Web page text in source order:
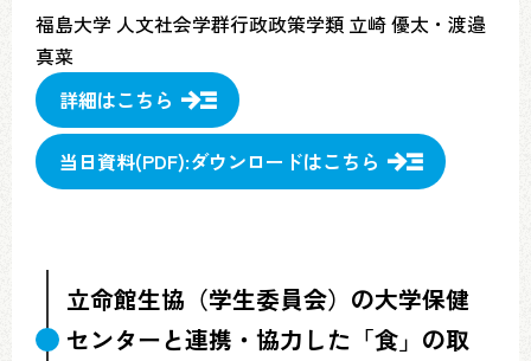
福島大学 人文社会学群行政政策学類 立崎 優太・渡邉
真菜
詳細はこちら
当日資料(PDF):ダウンロードはこちら
立命館生協（学生委員会）の大学保健
センターと連携・協力した「食」の取